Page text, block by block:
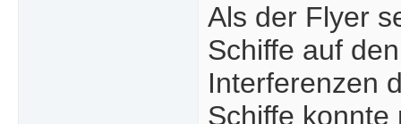
Als der Flyer
Schiffe auf
Interferenzen
Schiffe